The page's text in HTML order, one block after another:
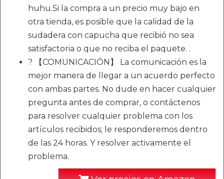
huhu.Si la compra a un precio muy bajo en
otra tienda, es posible que la calidad de la
sudadera con capucha que recibió no sea
satisfactoria o que no reciba el paquete. .
? 【COMUNICACIÓN】 La comunicación es la
mejor manera de llegar a un acuerdo perfecto
con ambas partes. No dude en hacer cualquier
pregunta antes de comprar, o contáctenos
para resolver cualquier problema con los
artículos recibidos; le responderemos dentro
de las 24 horas. Y resolver activamente el
problema.